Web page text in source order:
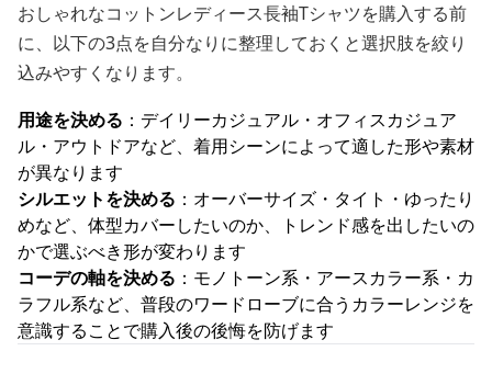
おしゃれなコットンレディース長袖Tシャツを購入する前
に、以下の3点を自分なりに整理しておくと選択肢を絞り
込みやすくなります。
用途を決める ：デイリーカジュアル・オフィスカジュア
ル・アウトドアなど、着用シーンによって適した形や素材
が異なります
シルエットを決める ：オーバーサイズ・タイト・ゆったり
めなど、体型カバーしたいのか、トレンド感を出したいの
かで選ぶべき形が変わります
コーデの軸を決める ：モノトーン系・アースカラー系・カ
ラフル系など、普段のワードローブに合うカラーレンジを
意識することで購入後の後悔を防げます